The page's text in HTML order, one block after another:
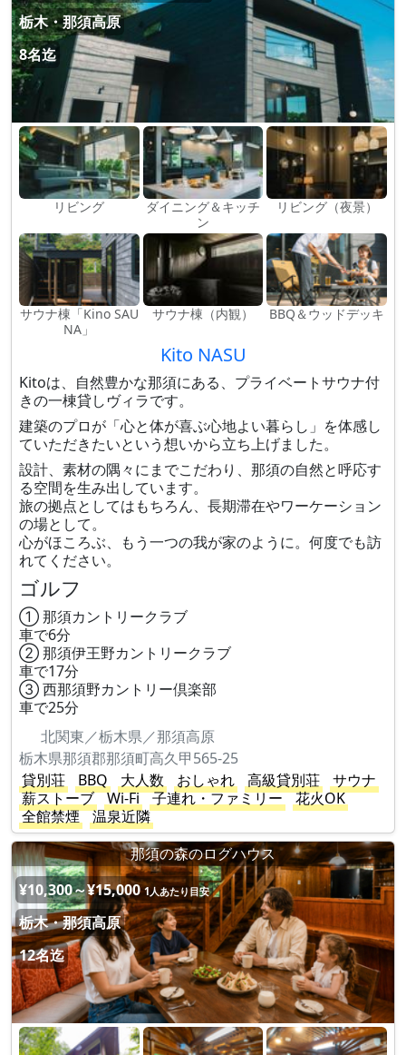
栃木・那須高原
8名迄
リビング
ダイニング＆キッチ
ン
リビング（夜景）
サウナ棟「Kino SAU
NA」
サウナ棟（内観） BBQ＆ウッドデッキ
Kito NASU
Kitoは、自然豊かな那須にある、プライベートサウナ付
きの一棟貸しヴィラです。
建築のプロが「心と体が喜ぶ心地よい暮らし」を体感し
ていただきたいという想いから立ち上げました。
設計、素材の隅々にまでこだわり、那須の自然と呼応す
る空間を生み出しています。
旅の拠点としてはもちろん、長期滞在やワーケーション
の場として。
心がほころぶ、もう一つの我が家のように。何度でも訪
れてください。
ゴルフ
① 那須カントリークラブ
車で6分
② 那須伊王野カントリークラブ
車で17分
③ 西那須野カントリー倶楽部
車で25分
北関東／栃木県／那須高原
栃木県那須郡那須町高久甲565-25
貸別荘
BBQ 大人数 おしゃれ 高級貸別荘
サウナ
薪ストーブ
Wi-Fi 子連れ・ファミリー
花火OK
全館禁煙
温泉近隣
那須の森のログハウス
¥10,300～¥15,000 1人あたり目安
栃木・那須高原
12名迄